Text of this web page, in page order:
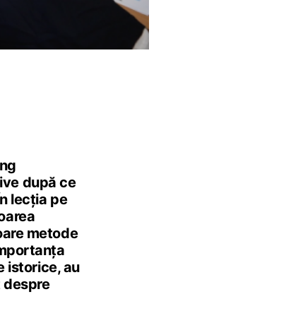
după ce
lecția pe
metode
istorice, au
despre